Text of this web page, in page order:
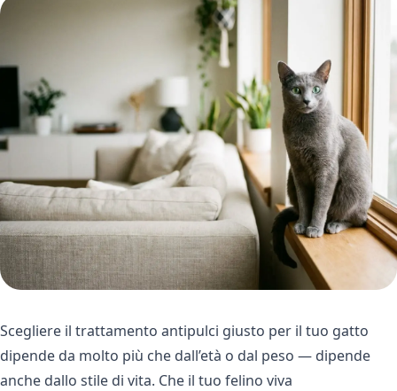
Scegliere il trattamento antipulci giusto per il tuo gatto
dipende da molto più che dall’età o dal peso — dipende
anche dallo stile di vita. Che il tuo felino viva